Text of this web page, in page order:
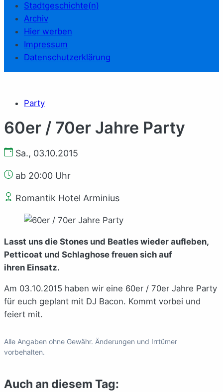
Stadtgeschichte(n)
Archiv
Hier werben
Impressum
Datenschutzerklärung
Party
60er / 70er Jahre Party
Sa., 03.10.2015
ab 20:00 Uhr
Romantik Hotel Arminius
Lasst uns die Stones und Beatles wieder aufleben,
Petticoat und Schlaghose freuen sich auf
ihren Einsatz.
Am 03.10.2015 haben wir eine 60er / 70er Jahre Party
für euch geplant mit DJ Bacon. Kommt vorbei und
feiert mit.
Alle Angaben ohne Gewähr. Änderungen und Irrtümer
vorbehalten.
Auch an diesem Tag: